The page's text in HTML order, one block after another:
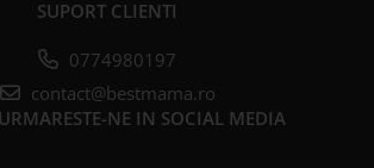
SUPORT CLIENTI
0774980197
contact@bestmama.ro
URMARESTE-NE IN SOCIAL MEDIA